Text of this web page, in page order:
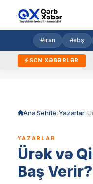
#iran #abş
SON XƏBƏRLƏR
Ukrayna Prezidenti
Ana Səhifə Yazarlar
YAZARLAR
Ürək və
Baş